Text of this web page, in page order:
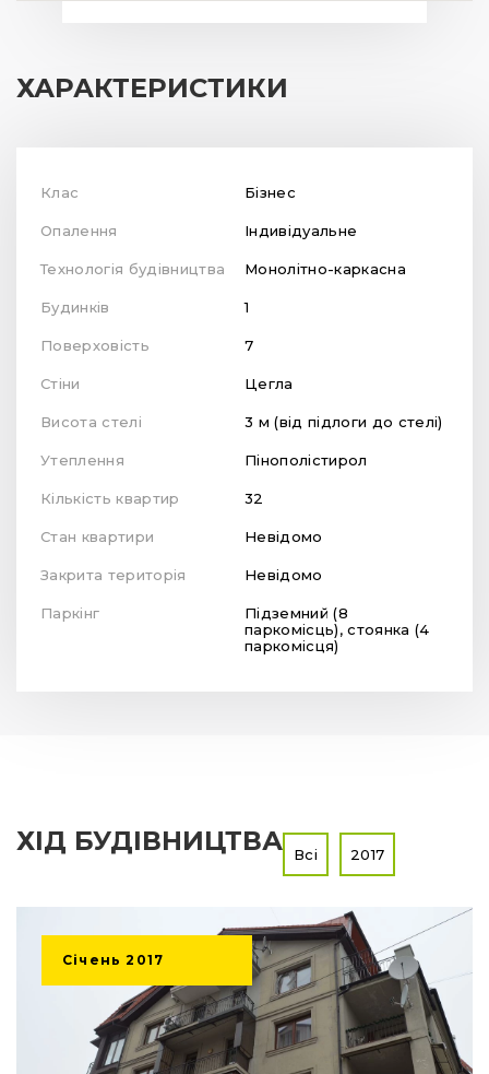
ХАРАКТЕРИСТИКИ
Клас Бізнес
Опалення Індивідуальне
Технологія будівництва Монолітно-каркасна
Будинків 1
Поверховість 7
Стіни Цегла
Висота стелі 3 м (від підлоги до стелі)
Утеплення Пінополістирол
Кількість квартир 32
Стан квартири Невідомо
Закрита територія Невідомо
Паркінг
Підземний (8
паркомісць), стоянка (4
паркомісця)
ХІД БУДІВНИЦТВА Всі 2017
Січень 2017